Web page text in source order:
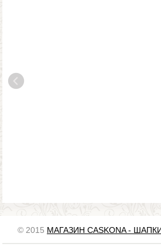
© 2015 МАГАЗИН CASKONA -